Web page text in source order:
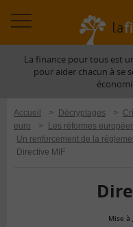
àLa finance pour tous est
pour aider chacun à se
Accueil > Décryptages >
euro
> Les réformes
Un renforcement de la
Directive MIF
Mise à